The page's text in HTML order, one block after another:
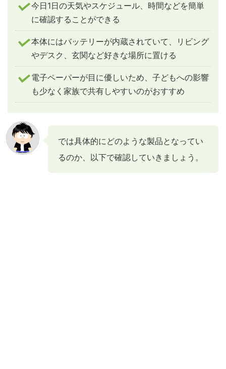
今日1日の天気やスケジュール、時間などを簡単
に確認することができる
本体にはバッテリーが内蔵されていて、リビング
やデスク、玄関など好きな場所に置ける
電子ペーパーが目に優しいため、子どもへの影響
も少なく家族で共有しやすいのがおすすめ
では具体的にどのような製品となってい
るのか、以下で確認していきましょう。